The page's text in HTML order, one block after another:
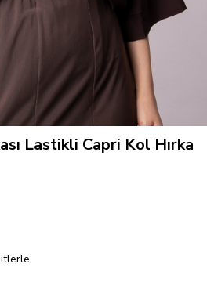
Lastikli Capri Kol Hırka